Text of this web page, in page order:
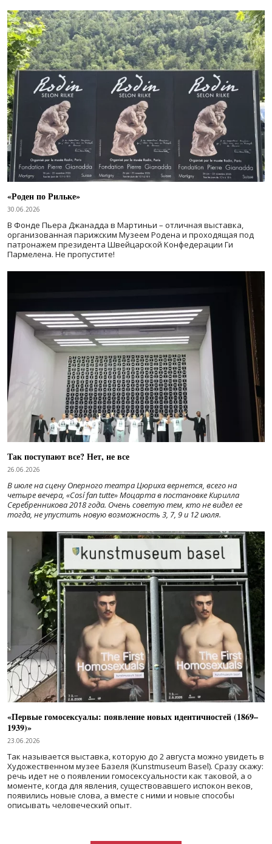
«Роден по Рильке»
30.06.2026
В Фонде Пьера Джанадда в Мартиньи – отличная выставка,
организованная парижским Музеем Родена и проходящая под
патронажем президента Швейцарской Конфедерации Ги
Пармелена. Не пропустите!
Так поступают все? Нет, не все
26.06.2026
В июле на сцену Оперного театра Цюриха вернется, всего на
четыре вечера, «Cosí fan tutte» Моцарта в постановке Кирилла
Серебренникова 2018 года. Очень советую тем, кто не видел ее
тогда, не упустить новую возможность 3, 7, 9 и 12 июля.
«Первые гомосексуалы: появление новых идентичностей (1869–
1939)»
23.06.2026
Так называется выставка, которую до 2 августа можно увидеть в
Художественном музее Базеля (Kunstmuseum Basel). Сразу скажу:
речь идет не о появлении гомосексуальности как таковой, а о
моменте, когда для явления, существовавшего испокон веков,
появились новые слова, а вместе с ними и новые способы
описывать человеческий опыт.